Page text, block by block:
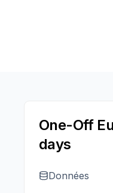
One-Off
days
Données